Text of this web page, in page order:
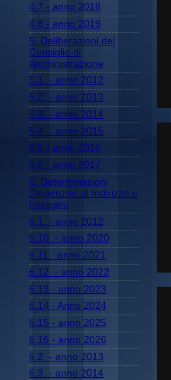
4.7 - anno 2018
4.8 - anno 2019
5. Deliberazioni del
Consiglio di
Amministrazione
5.1. - anno 2012
5.2. - anno 2013
5.3. - anno 2014
5.4. - anno 2015
5.5 - anno 2016
5.6 - anno 2017
6. Determinazioni
Dirigenziali di Indirizzo e
Impegno
6.1. - anno 2012
6.10. - anno 2020
6.11. -anno 2021
6.12. - anno 2022
6.13 - anno 2023
6.14 - Anno 2024
6.15 - anno 2025
6.16 - anno 2026
6.2. - anno 2013
6.3. - anno 2014